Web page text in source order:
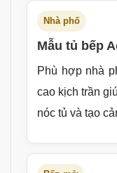
Nhà phố
Mẫu tủ bếp
Phù hợp nhà
cao kịch trần
nóc tủ và tạo